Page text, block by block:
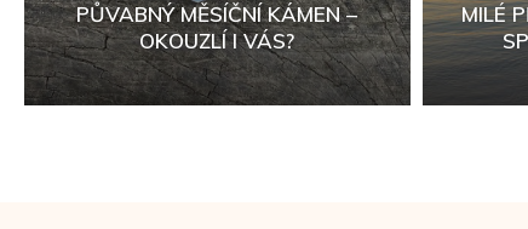
PŮVABNÝ MĚSÍČNÍ KÁMEN –
OKOUZLÍ I VÁS?
MILÉ